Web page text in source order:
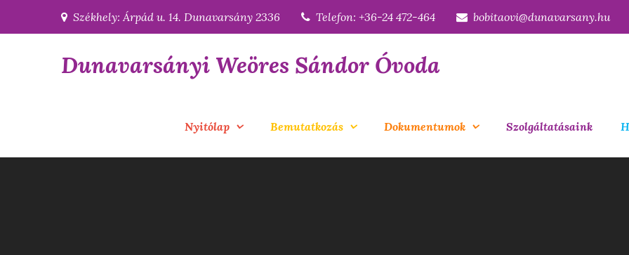
Székhely: Árpád u. 14. Dunavarsány 2336 Telefon: +36-24 472-464 bobitaovi@dunavarsany.hu
Dunavarsányi Weöres Sándor Óvoda
Nyitólap Bemutatkozás Dokumentumok Szolgáltatásaink